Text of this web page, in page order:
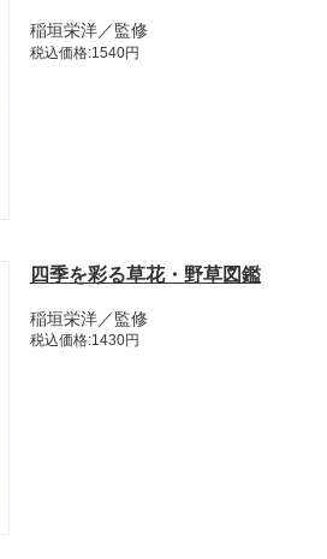
稲垣栄洋／監修
税込価格:1540円
四季を彩る草花・野草図鑑
稲垣栄洋／監修
税込価格:1430円